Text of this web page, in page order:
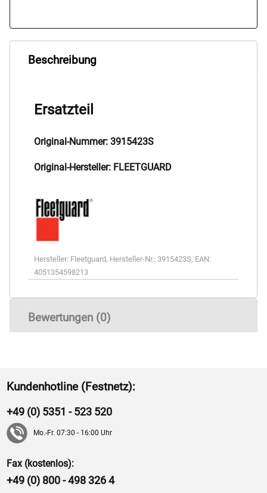
Beschreibung
Ersatzteil
Original-Nummer: 3915423S
Original-Hersteller: FLEETGUARD
Hersteller: Fleetguard, Hersteller-Nr.: 3915423S, EAN:
4051354598213
Bewertungen (0)
Kundenhotline (Festnetz):
+49 (0) 5351 - 523 520
Mo.-Fr. 07:30 - 16:00 Uhr
Fax (kostenlos):
+49 (0) 800 - 498 326 4